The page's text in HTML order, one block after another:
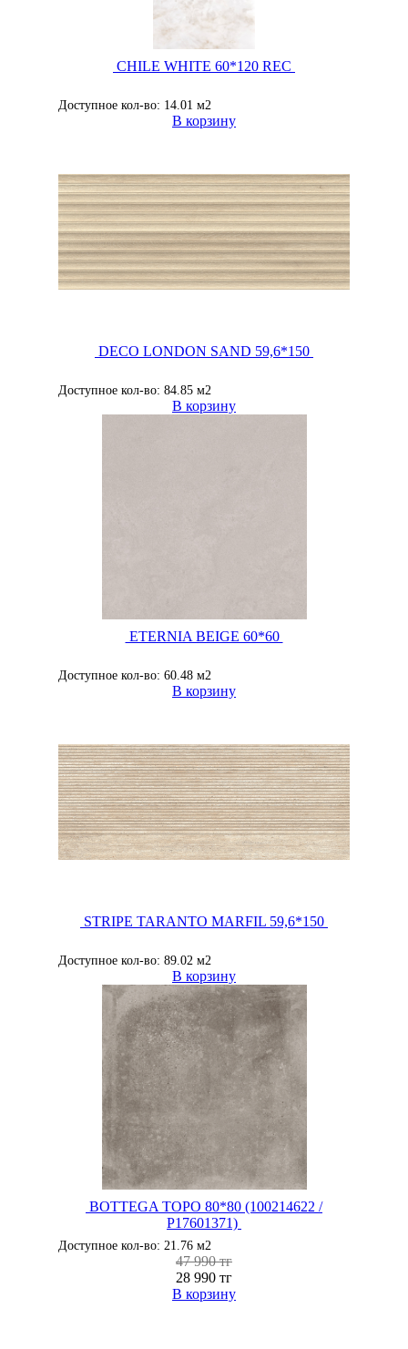
CHILE WHITE 60*120 REC
Доступное кол-во: 14.01 м2
В корзину
DECO LONDON SAND 59,6*150
Доступное кол-во: 84.85 м2
В корзину
ETERNIA BEIGE 60*60
Доступное кол-во: 60.48 м2
В корзину
STRIPE TARANTO MARFIL 59,6*150
Доступное кол-во: 89.02 м2
В корзину
BOTTEGA TOPO 80*80 (100214622 /
P17601371)
Доступное кол-во: 21.76 м2
47 990 тг
28 990 тг
В корзину